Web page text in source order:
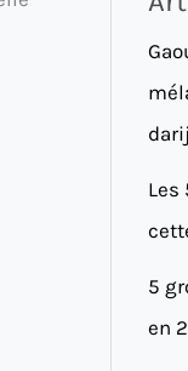
Les
5
en